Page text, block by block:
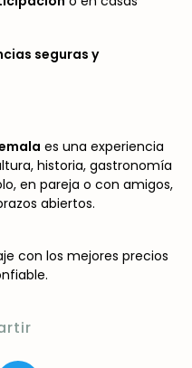
seguras y
es una experiencia
historia, gastronomía
en pareja o con amigos,
abiertos.
con los mejores precios